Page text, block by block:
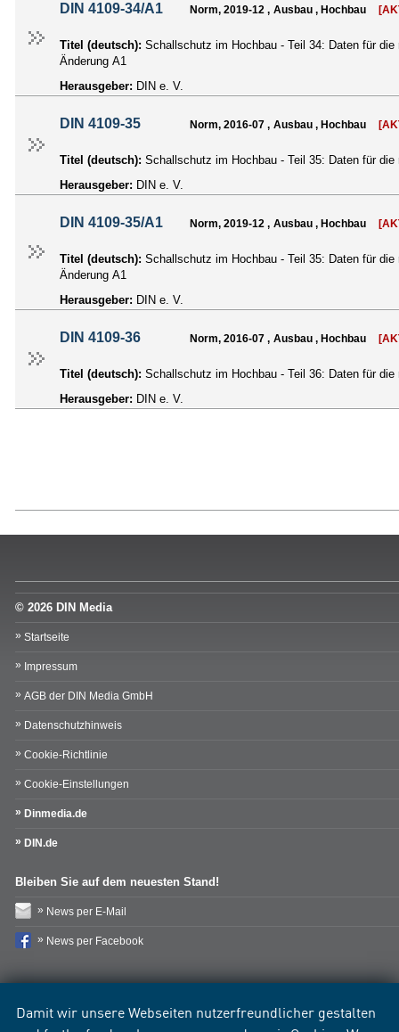
Damit wir unsere Webseiten nutzerfreundlicher gestalten
DIN 4109-34/A1 Norm, 2019-12 , Ausbau , Hochbau
Titel (deutsch): Schallschutz im Hochbau - Teil 34: Daten für
Änderung A1
Herausgeber: DIN e. V.
DIN 4109-35 Norm, 2016-07 , Ausbau , Hochbau
Titel (deutsch): Schallschutz im Hochbau - Teil 35: Daten für
Herausgeber: DIN e. V.
DIN 4109-35/A1 Norm, 2019-12 , Ausbau , Hochbau
Titel (deutsch): Schallschutz im Hochbau - Teil 35: Daten für
Änderung A1
Herausgeber: DIN e. V.
DIN 4109-36 Norm, 2016-07 , Ausbau , Hochbau
Titel (deutsch): Schallschutz im Hochbau - Teil 36: Daten für
Herausgeber: DIN e. V.
© 2026 DIN Media
Startseite
Impressum
AGB der DIN Media GmbH
Datenschutzhinweis
Cookie-Richtlinie
Cookie-Einstellungen
Dinmedia.de
DIN.de
Bleiben Sie auf dem neuesten Stand!
News per E-Mail
News per Facebook